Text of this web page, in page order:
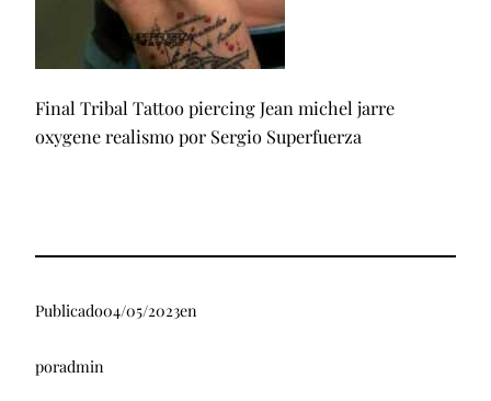
Final Tribal Tattoo piercing Jean michel jarre
oxygene realismo por Sergio Superfuerza
Publicado04/05/2023en
poradmin